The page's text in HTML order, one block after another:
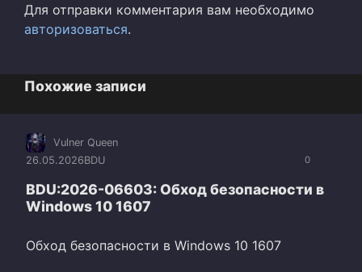
Для отправки комментария вам необходимо
авторизоваться.
Похожие записи
0
Vulner Queen
26.05.2026BDU
BDU:2026-06603: Обход безопасности в
Windows 10 1607
Обход безопасности в Windows 10 1607